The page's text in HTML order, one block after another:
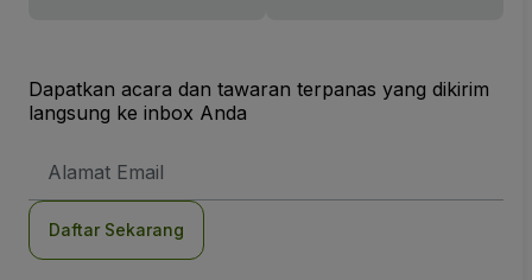
Dapatkan acara dan tawaran terpanas yang dikirim
langsung ke inbox Anda
Email
Daftar Sekarang